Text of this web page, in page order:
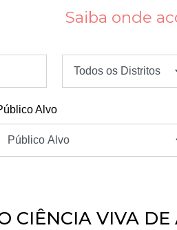
Saiba onde
Alvo
CIÊNCIA VIVA